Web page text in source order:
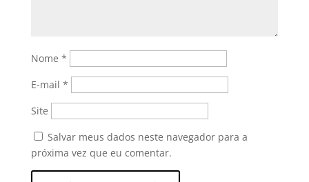
Nome *
E-mail *
Site
Salvar meus dados neste navegador para a
próxima vez que eu comentar.